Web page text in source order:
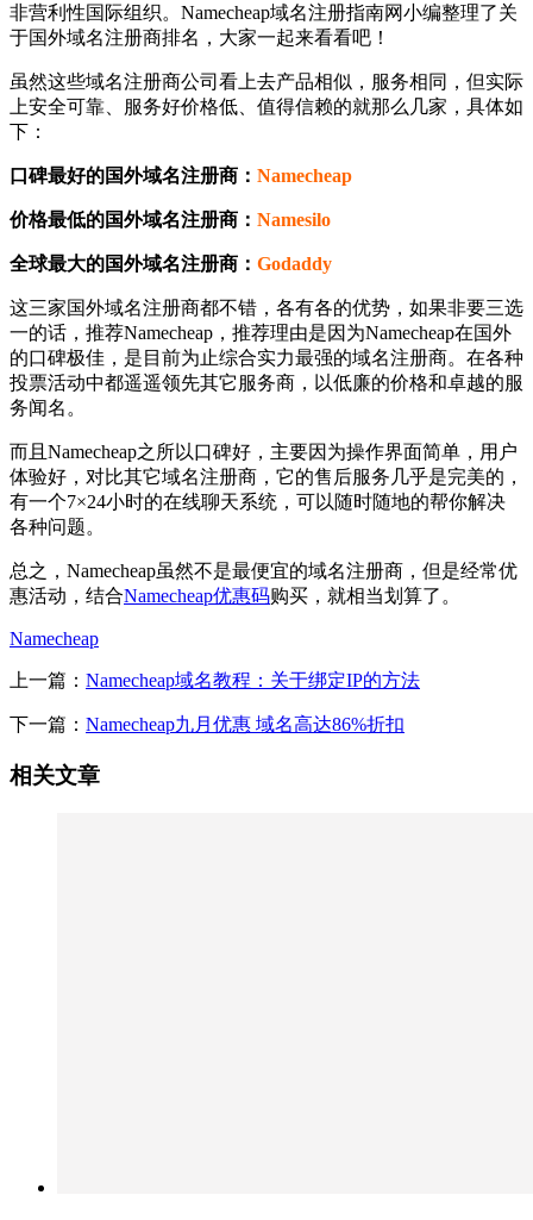
非营利性国际组织。Namecheap域名注册指南网小编整理了关
于国外域名注册商排名，大家一起来看看吧！
虽然这些域名注册商公司看上去产品相似，服务相同，但实际
上安全可靠、服务好价格低、值得信赖的就那么几家，具体如
下：
口碑最好的国外域名注册商： Namecheap
价格最低的国外域名注册商： Namesilo
全球最大的国外域名注册商： Godaddy
这三家国外域名注册商都不错，各有各的优势，如果非要三选
一的话，推荐Namecheap，推荐理由是因为Namecheap在国外
的口碑极佳，是目前为止综合实力最强的域名注册商。在各种
投票活动中都遥遥领先其它服务商，以低廉的价格和卓越的服
务闻名。
而且Namecheap之所以口碑好，主要因为操作界面简单，用户
体验好，对比其它域名注册商，它的售后服务几乎是完美的，
有一个7×24小时的在线聊天系统，可以随时随地的帮你解决
各种问题。
总之，Namecheap虽然不是最便宜的域名注册商，但是经常优
惠活动，结合Namecheap优惠码购买，就相当划算了。
Namecheap
上一篇： Namecheap域名教程：关于绑定IP的方法
下一篇： Namecheap九月优惠 域名高达86%折扣
相关文章